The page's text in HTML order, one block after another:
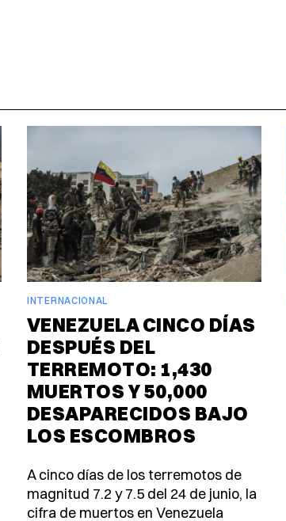
INTERNACIONAL
VENEZUELA CINCO DÍAS
DESPUÉS DEL
TERREMOTO: 1,430
MUERTOS Y 50,000
DESAPARECIDOS BAJO
LOS ESCOMBROS
A cinco días de los terremotos de
magnitud 7.2 y 7.5 del 24 de junio, la
cifra de muertos en Venezuela